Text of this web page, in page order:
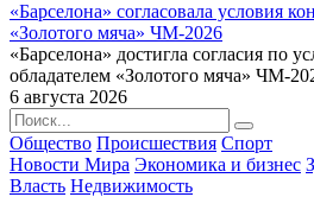
«Барселона» согласовала условия
«Золотого мяча» ЧМ-2026
«Барселона» достигла согласия по
обладателем «Золотого мяча» ЧМ-
6 августа 2026
Общество Происшествия Спорт
Новости Мира Экономика и бизнес
Власть Недвижимость